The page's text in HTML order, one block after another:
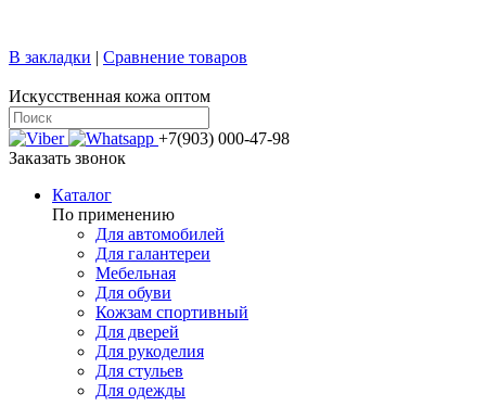
В закладки | Сравнение товаров
Искусственная кожа оптом
+7(903) 000-47-98
Заказать звонок
Каталог
По применению
Для автомобилей
Для галантереи
Мебельная
Для обуви
Кожзам спортивный
Для дверей
Для рукоделия
Для стульев
Для одежды